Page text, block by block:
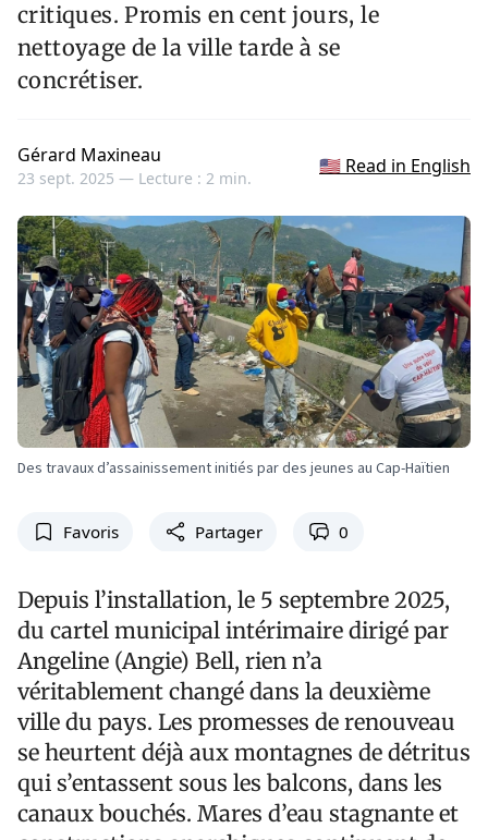
critiques. Promis en cent jours, le
nettoyage de la ville tarde à se
concrétiser.
Gérard Maxineau
23 sept. 2025 — Lecture : 2 min.
🇺🇸 Read in English
Des travaux d’assainissement initiés par des jeunes au Cap-Haïtien
Favoris Partager 0
Depuis l’installation, le 5 septembre 2025,
du cartel municipal intérimaire dirigé par
Angeline (Angie) Bell, rien n’a
véritablement changé dans la deuxième
ville du pays. Les promesses de renouveau
se heurtent déjà aux montagnes de détritus
qui s’entassent sous les balcons, dans les
canaux bouchés. Mares d’eau stagnante et